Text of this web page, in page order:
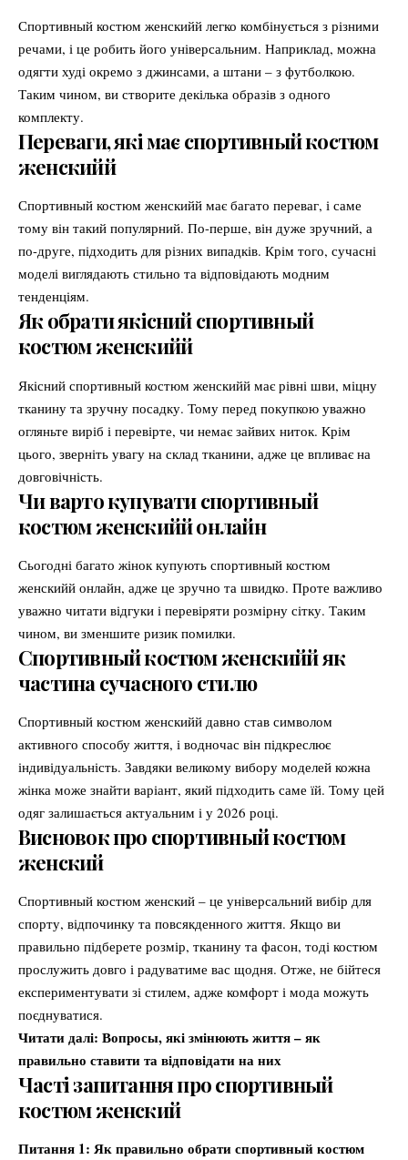
Спортивный костюм женскийй легко комбінується з різними
речами, і це робить його універсальним. Наприклад, можна
одягти худі окремо з джинсами, а штани – з футболкою.
Таким чином, ви створите декілька образів з одного
комплекту.
Переваги, які має спортивный костюм
женскийй
Спортивный костюм женскийй має багато переваг, і саме
тому він такий популярний. По-перше, він дуже зручний, а
по-друге, підходить для різних випадків. Крім того, сучасні
моделі виглядають стильно та відповідають модним
тенденціям.
Як обрати якісний спортивный
костюм женскийй
Якісний спортивный костюм женскийй має рівні шви, міцну
тканину та зручну посадку. Тому перед покупкою уважно
огляньте виріб і перевірте, чи немає зайвих ниток. Крім
цього, зверніть увагу на склад тканини, адже це впливає на
довговічність.
Чи варто купувати спортивный
костюм женскийй онлайн
Сьогодні багато жінок купують спортивный костюм
женскийй онлайн, адже це зручно та швидко. Проте важливо
уважно читати відгуки і перевіряти розмірну сітку. Таким
чином, ви зменшите ризик помилки.
Спортивный костюм женскийй як
частина сучасного стилю
Спортивный костюм женскийй давно став символом
активного способу життя, і водночас він підкреслює
індивідуальність. Завдяки великому вибору моделей кожна
жінка може знайти варіант, який підходить саме їй. Тому цей
одяг залишається актуальним і у 2026 році.
Висновок про спортивный костюм
женский
Спортивный костюм женский – це універсальний вибір для
спорту, відпочинку та повсякденного життя. Якщо ви
правильно підберете розмір, тканину та фасон, тоді костюм
прослужить довго і радуватиме вас щодня. Отже, не бійтеся
експериментувати зі стилем, адже комфорт і мода можуть
поєднуватися.
Читати далі: Вопросы, які змінюють життя – як
правильно ставити та відповідати на них
Часті запитання про спортивный
костюм женский
Питання 1: Як правильно обрати спортивный костюм